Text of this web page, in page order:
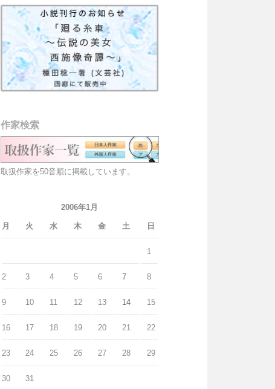
作家検索
取扱作家を50音順に掲載しています。
2006年1月
月 火 水 木 金 土 日
1
2 3 4 5 6 7 8
9 10 11 12 13 14 15
16 17 18 19 20 21 22
23 24 25 26 27 28 29
30 31